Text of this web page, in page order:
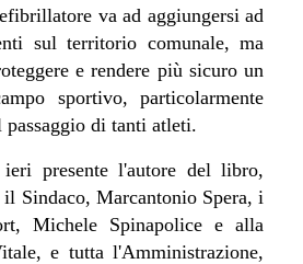
va ad aggiungersi ad
sul territorio comunale, ma
e rendere più sicuro un
sportivo, particolarmente
di tanti atleti.
presente l'autore del libro,
Sindaco, Marcantonio Spera, i
Michele Spinapolice e alla
e tutta l'Amministrazione,